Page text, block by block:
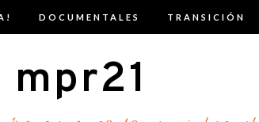
DOCUMENTALES TRANSICIÓN
mpr21